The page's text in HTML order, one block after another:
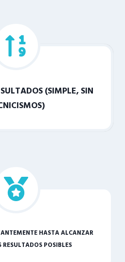
(SIMPLE, SIN
HASTA ALCANZAR
RESULTADOS POSIBLES